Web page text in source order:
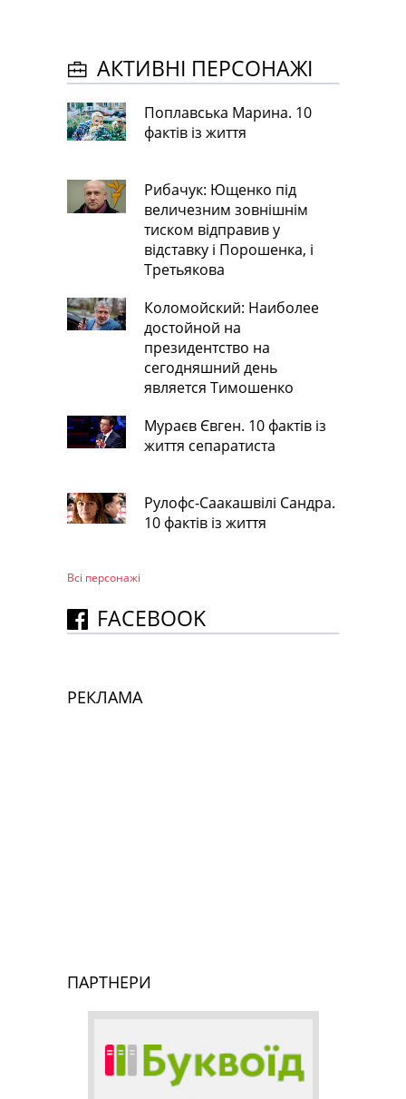
АКТИВНІ ПЕРСОНАЖІ
Поплавська Марина. 10
фактів із життя
Рибачук: Ющенко під
величезним зовнішнім
тиском відправив у
відставку і Порошенка, і
Третьякова
Коломойский: Наиболее
достойной на
президентство на
сегодняшний день
является Тимошенко
Мураєв Євген. 10 фактів із
життя сепаратиста
Рулофс-Саакашвілі Сандра.
10 фактів із життя
Всі персонажi
FACEBOOK
РЕКЛАМА
ПАРТНЕРИ